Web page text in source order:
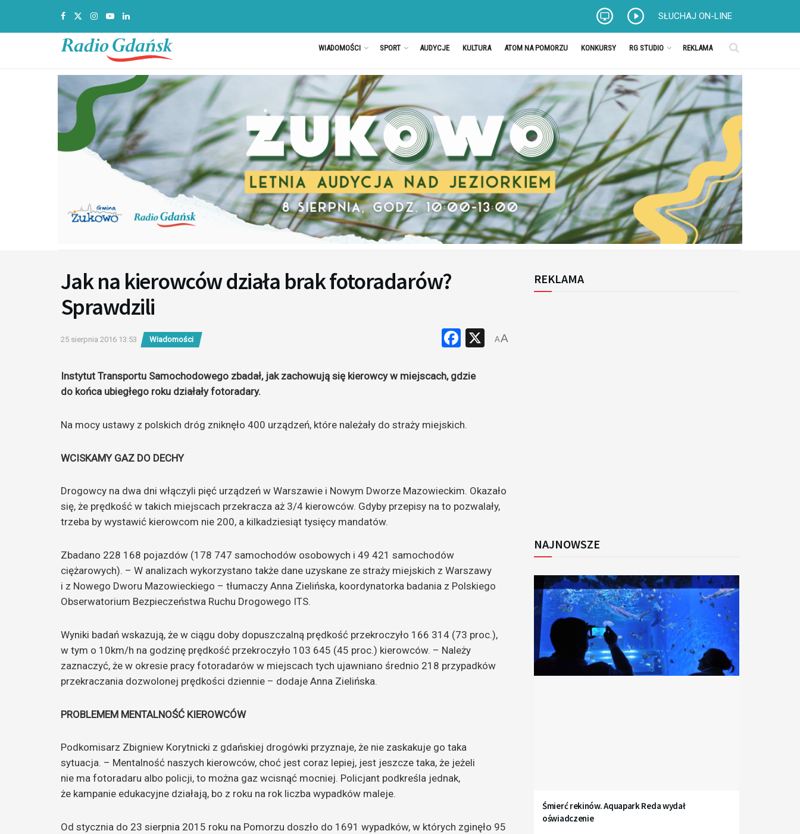
SŁUCHAJ ON-LINE
WIADOMOŚCI SPORT AUDYCJE KULTURA ATOM NA POMORZU KONKURSY RG STUDIO REKLAMA
Jak na kierowców działa brak fotoradarów?
Sprawdzili
25 sierpnia 2016 13:53 Wiadomości Facebook
X
AA
Instytut Transportu Samochodowego zbadał, jak zachowują się kierowcy w miejscach, gdzie
do końca ubiegłego roku działały fotoradary.
Na mocy ustawy z polskich dróg zniknęło 400 urządzeń, które należały do straży miejskich.
WCISKAMY GAZ DO DECHY
Drogowcy na dwa dni włączyli pięć urządzeń w Warszawie i Nowym Dworze Mazowieckim. Okazało
się, że prędkość w takich miejscach przekracza aż 3/4 kierowców. Gdyby przepisy na to pozwalały,
trzeba by wystawić kierowcom nie 200, a kilkadziesiąt tysięcy mandatów.
Zbadano 228 168 pojazdów (178 747 samochodów osobowych i 49 421 samochodów
ciężarowych). – W analizach wykorzystano także dane uzyskane ze straży miejskich z Warszawy
i z Nowego Dworu Mazowieckiego – tłumaczy Anna Zielińska, koordynatorka badania z Polskiego
Obserwatorium Bezpieczeństwa Ruchu Drogowego ITS.
Wyniki badań wskazują, że w ciągu doby dopuszczalną prędkość przekroczyło 166 314 (73 proc.),
w tym o 10km/h na godzinę prędkość przekroczyło 103 645 (45 proc.) kierowców. – Należy
zaznaczyć, że w okresie pracy fotoradarów w miejscach tych ujawniano średnio 218 przypadków
przekraczania dozwolonej prędkości dziennie – dodaje Anna Zielińska.
PROBLEMEM MENTALNOŚĆ KIEROWCÓW
Podkomisarz Zbigniew Korytnicki z gdańskiej drogówki przyznaje, że nie zaskakuje go taka
sytuacja. – Mentalność naszych kierowców, choć jest coraz lepiej, jest jeszcze taka, że jeżeli
nie ma fotoradaru albo policji, to można gaz wcisnąć mocniej. Policjant podkreśla jednak,
że kampanie edukacyjne działają, bo z roku na rok liczba wypadków maleje.
Od stycznia do 23 sierpnia 2015 roku na Pomorzu doszło do 1691 wypadków, w których zginęło 95
REKLAMA
NAJNOWSZE
Śmierć rekinów. Aquapark Reda wydał
oświadczenie